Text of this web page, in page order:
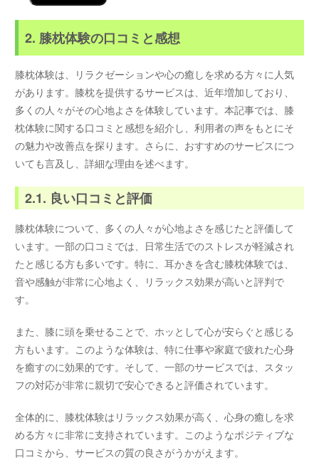
2. 膝枕体験の口コミと感想
膝枕体験は、リラクゼーションや心の癒しを求める方々に人気
があります。膝枕を提供するサービスは、近年増加しており、
多くの人々がその心地よさを体験しています。本記事では、膝
枕体験に関する口コミと感想を紹介し、利用者の声をもとにそ
の魅力や改善点を探ります。さらに、おすすめのサービスにつ
いても言及し、詳細な理由を述べます。
2.1. 良い口コミと評価
膝枕体験について、多くの人々が心地よさを感じたと評価して
います。一部の口コミでは、日常生活でのストレスが軽減され
たと感じる方も多いです。特に、耳かきを含む膝枕体験では、
音や感触が非常に心地よく、リラックス効果が高いと評判で
す。
また、膝に頭を乗せることで、ホッとして心が安らぐと感じる
方もいます。このような体験は、特に仕事や家庭で疲れた心身
を癒すのに効果的です。そして、一部のサービスでは、スタッ
フの対応が非常に親切で安心できると評価されています。
全体的に、膝枕体験はリラックス効果が高く、心身の癒しを求
める方々に非常に支持されています。このようなポジティブな
口コミから、サービスの質の良さがうかがえます。